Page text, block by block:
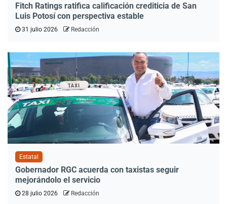
Fitch Ratings ratifica calificación crediticia de San
Luis Potosí con perspectiva estable
31 julio 2026 Redacción
Estatal
Gobernador RGC acuerda con taxistas seguir
mejorándolo el servicio
28 julio 2026 Redacción